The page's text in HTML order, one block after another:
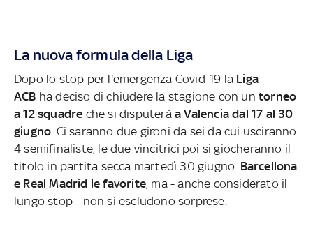
La nuova formula della Liga
Dopo lo stop per l'emergenza Covid-19 la Liga
ACB ha deciso di chiudere la stagione con untorneo
a 12 squadre che si disputeràa Valencia dal 17 al 30
giugno . Ci saranno due gironi da sei da cui usciranno
4 semifinaliste, le due vincitrici poi si giocheranno il
titolo in partita secca martedì 30 giugno. Barcellona
e Real Madrid le favorite, ma - anche considerato il
lungo stop - non si escludono sorprese.